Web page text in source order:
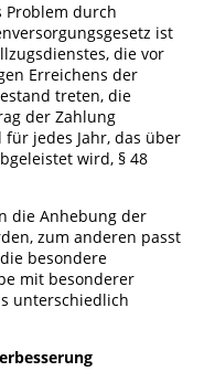
Problem durch
ist
die vor
Erreichens der
treten, die
der Zahlung
jedes Jahr, das über
wird, § 48
die Anhebung der
zum anderen passt
besondere
mit besonderer
unterschiedlich